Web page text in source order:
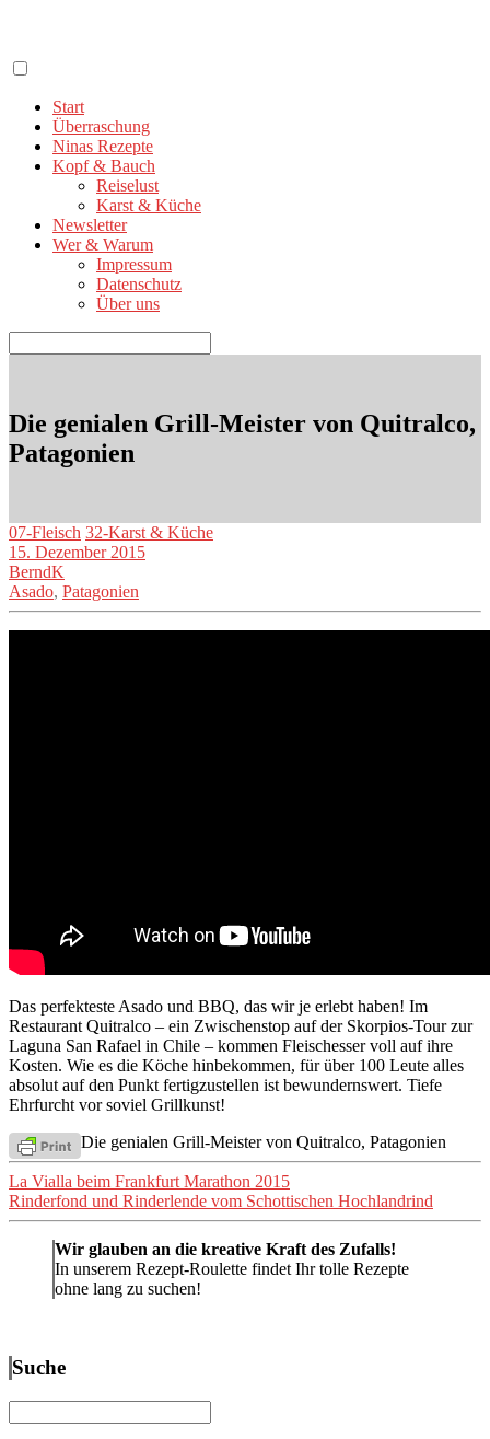
springen
Start
Überraschung
Ninas Rezepte
Kopf & Bauch
Reiselust
Karst & Küche
Newsletter
Wer & Warum
Impressum
Datenschutz
Über uns
nach:
Die genialen Grill-Meister von Quitralco,
Patagonien
07-Fleisch 32-Karst & Küche
15. Dezember 2015
BerndK
Asado, Patagonien
Das perfekteste Asado und BBQ, das wir je erlebt haben! Im
Restaurant Quitralco – ein Zwischenstop auf der Skorpios-Tour zur
Laguna San Rafael in Chile – kommen Fleischesser voll auf ihre
Kosten. Wie es die Köche hinbekommen, für über 100 Leute alles
absolut auf den Punkt fertigzustellen ist bewundernswert. Tiefe
Ehrfurcht vor soviel Grillkunst!
Die genialen Grill-Meister von Quitralco, Patagonien
Beitragsnavigation
La Vialla beim Frankfurt Marathon 2015
Rinderfond und Rinderlende vom Schottischen Hochlandrind
Wir glauben an die kreative Kraft des Zufalls!
In unserem Rezept-Roulette findet Ihr tolle Rezepte
ohne lang zu suchen!
Suche
nach: